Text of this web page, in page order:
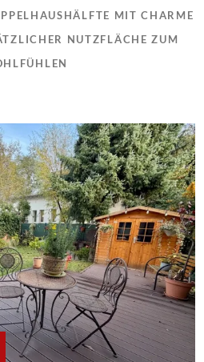
MIT CHARME
NUTZFLÄCHE ZUM